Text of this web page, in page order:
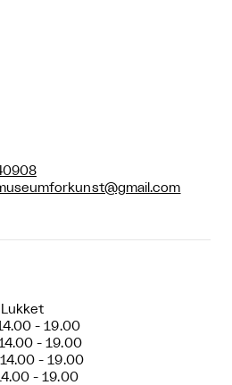
- 19.00
- 19.00
- 19.00
- 19.00